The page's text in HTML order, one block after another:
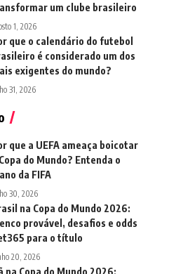
um clube brasileiro
1, 2026
que o calendário do futebol
é considerado um dos
exigentes do mundo?
31, 2026
que a UEFA ameaça boicotar
do Mundo? Entenda o
da FIFA
30, 2026
na Copa do Mundo 2026:
provável, desafios e odds
para o título
20, 2026
na Copa do Mundo 2026: